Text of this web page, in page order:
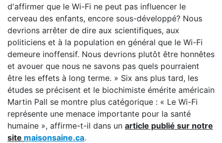
d'affirmer que le Wi-Fi ne peut pas influencer le
cerveau des enfants, encore sous-développé? Nous
devrions arrêter de dire aux scientifiques, aux
politiciens et à la population en général que le Wi-Fi
demeure inoffensif. Nous devrions plutôt être honnêtes
et avouer que nous ne savons pas quels pourraient
être les effets à long terme. » Six ans plus tard, les
études se précisent et le biochimiste émérite américain
Martin Pall se montre plus catégorique : « Le Wi-Fi
représente une menace importante pour la santé
humaine », affirme-t-il dans un article publié sur notre
site maisonsaine.ca.